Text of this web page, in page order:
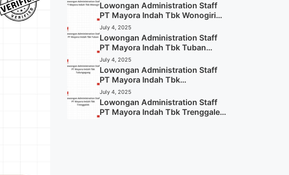
Lowongan Administration Staff
PT Mayora Indah Tbk Wonogiri
Tahun 2025 (Apply Now)
July 4, 2025
Lowongan Administration Staff
PT Mayora Indah Tbk Tuban
Tahun 2025 (Resmi)
July 4, 2025
Lowongan Administration Staff
PT Mayora Indah Tbk
Tulungagung Tahun 2025 (Lamar
Sekarang)
July 4, 2025
Lowongan Administration Staff
PT Mayora Indah Tbk Trenggalek